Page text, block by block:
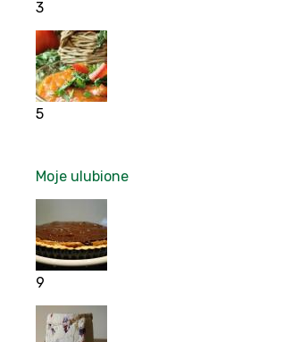
3
5
Moje ulubione
9